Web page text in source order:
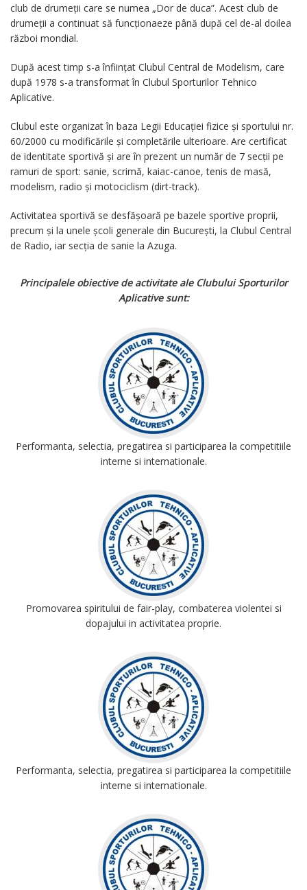
club de drumeții care se numea „Dor de duca”. Acest club de
drumeții a continuat să funcționaeze până după cel de-al doilea
război mondial.
După acest timp s-a înființat Clubul Central de Modelism, care
după 1978 s-a transformat în Clubul Sporturilor Tehnico
Aplicative.
Clubul este organizat în baza Legii Educației fizice și sportului nr.
60/2000 cu modificările și completările ulterioare. Are certificat
de identitate sportivă și are în prezent un număr de 7 secții pe
ramuri de sport: sanie, scrimă, kaiac-canoe, tenis de masă,
modelism, radio și motociclism (dirt-track).
Activitatea sportivă se desfășoară pe bazele sportive proprii,
precum și la unele școli generale din București, la Clubul Central
de Radio, iar secția de sanie la Azuga.
Principalele obiective de activitate ale Clubului Sporturilor
Aplicative sunt:
Performanta, selectia, pregatirea si participarea la competitiile
interne si internationale.
Promovarea spiritului de fair-play, combaterea violentei si
dopajului in activitatea proprie.
Performanta, selectia, pregatirea si participarea la competitiile
interne si internationale.